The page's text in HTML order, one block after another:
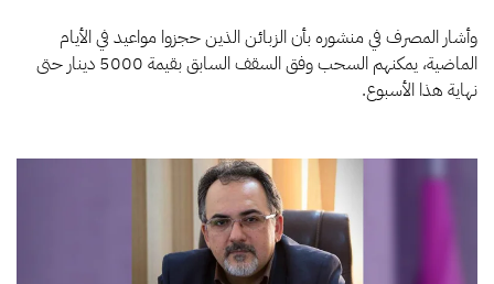
وأشار المصرف في منشوره بأن الزبائن الذين حجزوا مواعيد في الأيام
الماضية، يمكنهم السحب وفق السقف السابق بقيمة 5000 دينار حتى
نهاية هذا الأسبوع.